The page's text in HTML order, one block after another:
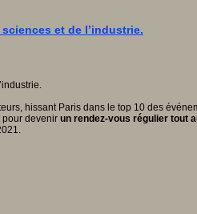
et de l’industrie.
hissant Paris dans le top 10 des
pour devenir un rendez-vous régulier tout